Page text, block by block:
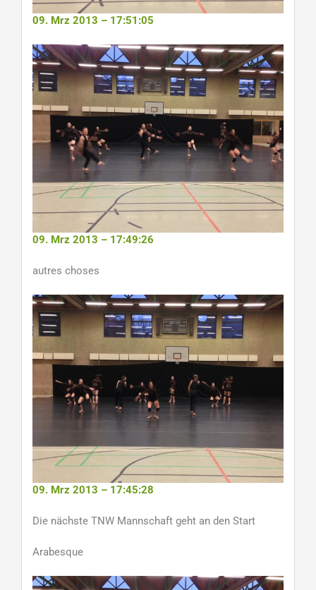
09. Mrz 2013 – 17:51:05
09. Mrz 2013 – 17:49:26
autres choses
09. Mrz 2013 – 17:45:28
Die nächste TNW Mannschaft geht an den Start
Arabesque